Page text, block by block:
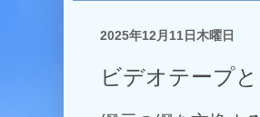
2025年12月11日木曜日
ビデオテープと